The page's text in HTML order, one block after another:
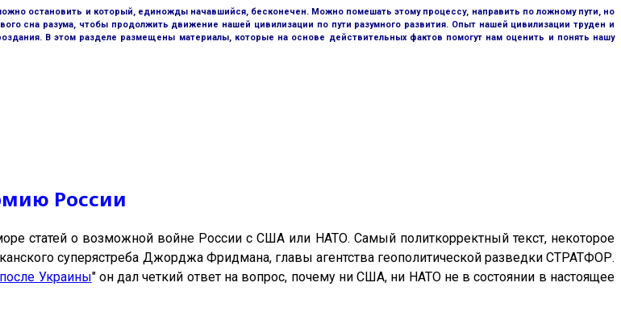
остановить и который, единожды начавшийся, бесконечен. Можно помешать этому процессу, направить по ложному пути, но
сна разума, чтобы продолжить движение нашей цивилизации по пути разумного развития. Опыт нашей цивилизации труден и
В этом разделе размещены материалы, которые на основе действительных фактов помогут нам оценить и понять нашу
России
статей о возможной войне России с США или НАТО. Самый политкорректный текст, некоторое
суперястреба Джорджа Фридмана, главы агентства геополитической разведки СТРАТФОР.
Украины" он дал четкий ответ на вопрос, почему ни США, ни НАТО не в состоянии в настоящее